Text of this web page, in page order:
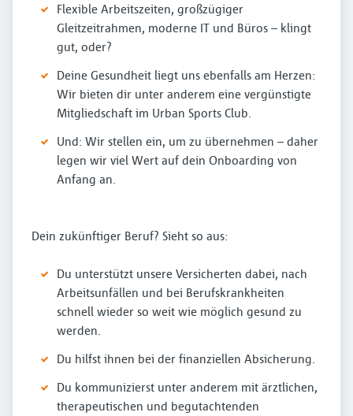
Flexible Arbeitszeiten, großzügiger
Gleitzeitrahmen, moderne IT und Büros – klingt
gut, oder?
Deine Gesundheit liegt uns ebenfalls am Herzen:
Wir bieten dir unter anderem eine vergünstigte
Mitgliedschaft im Urban Sports Club.
Und: Wir stellen ein, um zu übernehmen – daher
legen wir viel Wert auf dein Onboarding von
Anfang an.
Dein zukünftiger Beruf? Sieht so aus:
Du unterstützt unsere Versicherten dabei, nach
Arbeitsunfällen und bei Berufskrankheiten
schnell wieder so weit wie möglich gesund zu
werden.
Du hilfst ihnen bei der finanziellen Absicherung.
Du kommunizierst unter anderem mit ärztlichen,
therapeutischen und begutachtenden